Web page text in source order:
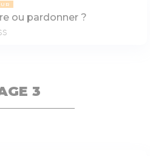
ou pardonner ?
3